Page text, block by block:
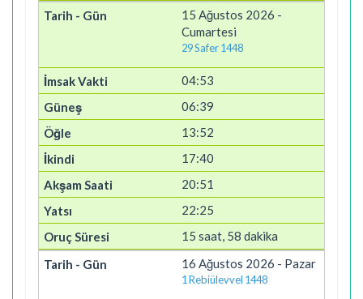
15 Ağustos 2026 -
Cumartesi
29 Safer 1448
04:53
06:39
13:52
17:40
20:51
22:25
15 saat, 58 dakika
16 Ağustos 2026 - Pazar
1 Rebiülevvel 1448